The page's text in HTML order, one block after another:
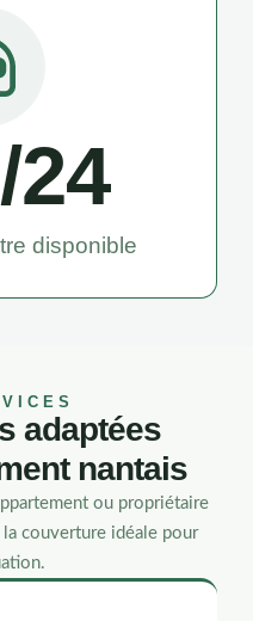
disponible
adaptées
nantais
ou propriétaire
couverture idéale pour